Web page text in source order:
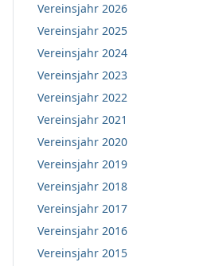
Vereinsjahr 2026
Vereinsjahr 2025
Vereinsjahr 2024
Vereinsjahr 2023
Vereinsjahr 2022
Vereinsjahr 2021
Vereinsjahr 2020
Vereinsjahr 2019
Vereinsjahr 2018
Vereinsjahr 2017
Vereinsjahr 2016
Vereinsjahr 2015